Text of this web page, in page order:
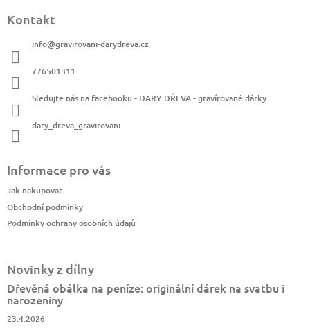
Kontakt
info@gravirovani-darydreva.cz
776501311
Sledujte nás na facebooku - DARY DŘEVA - gravírované dárky
dary_dreva_gravirovani
Informace pro vás
Jak nakupovat
Obchodní podmínky
Podmínky ochrany osobních údajů
Novinky z dílny
Dřevěná obálka na peníze: originální dárek na svatbu i
narozeniny
23.4.2026